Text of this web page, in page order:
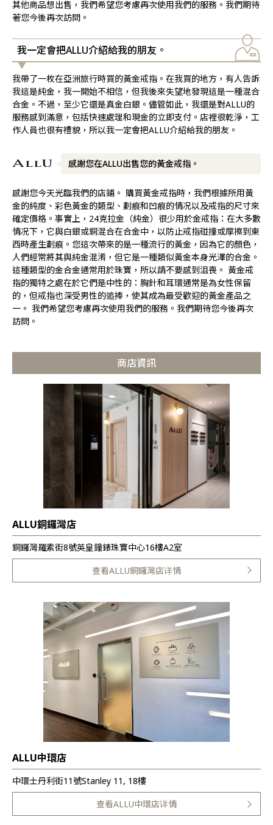
其他商品想出售，我們希望您考慮再次使用我們的服務。我們期待
著您今後再次訪問。
我一定會把ALLU介紹給我的朋友。
我帶了一枚在亞洲旅行時買的黃金戒指。在我買的地方，有人告訴
我這是純金，我一開始不相信，但我後來失望地發現這是一種混合
合金。不過，至少它還是真金白銀。儘管如此，我還是對ALLU的
服務感到滿意，包括快速處理和現金的立即支付。店裡很乾淨，工
作人員也很有禮貌，所以我一定會把ALLU介紹給我的朋友。
感謝您在ALLU出售您的黃金戒指。
感謝您今天光臨我們的店鋪。 購買黃金戒指時，我們根據所用黃
金的純度、彩色黃金的類型、劃痕和凹痕的情况以及戒指的尺寸來
確定價格。事實上，24克拉金（純金）很少用於金戒指：在大多數
情况下，它與白銀或銅混合在合金中，以防止戒指碰撞或摩擦到東
西時產生劃痕。您這次帶來的是一種流行的黃金，因為它的顏色，
人們經常將其與純金混淆，但它是一種類似黃金本身光澤的合金。
這種類型的金合金通常用於珠寶，所以請不要感到沮喪。 黃金戒
指的獨特之處在於它們是中性的：胸針和耳環通常是為女性保留
的，但戒指也深受男性的追捧，使其成為最受歡迎的黃金產品之
一。 我們希望您考慮再次使用我們的服務。我們期待您今後再次
訪問。
商店資訊
ALLU銅鑼灣店
銅鑼灣羅素街8號英皇鐘錶珠寶中心16樓A2室
查看ALLU銅鑼灣店详情
ALLU中環店
中環士丹利街11號Stanley 11, 18樓
查看ALLU中環店详情